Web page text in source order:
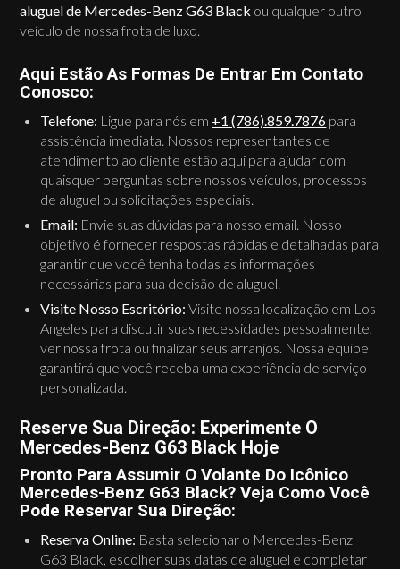
aluguel de Mercedes-Benz G63 Black ou qualquer outro
veículo de nossa frota de luxo.
Aqui Estão As Formas De Entrar Em Contato
Conosco:
Telefone: Ligue para nós em +1 (786).859.7876 para
assistência imediata. Nossos representantes de
atendimento ao cliente estão aqui para ajudar com
quaisquer perguntas sobre nossos veículos, processos
de aluguel ou solicitações especiais.
Email: Envie suas dúvidas para nosso email. Nosso
objetivo é fornecer respostas rápidas e detalhadas para
garantir que você tenha todas as informações
necessárias para sua decisão de aluguel.
Visite Nosso Escritório: Visite nossa localização em Los
Angeles para discutir suas necessidades pessoalmente,
ver nossa frota ou finalizar seus arranjos. Nossa equipe
garantirá que você receba uma experiência de serviço
personalizada.
Reserve Sua Direção: Experimente O
Mercedes-Benz G63 Black Hoje
Pronto Para Assumir O Volante Do Icônico
Mercedes-Benz G63 Black? Veja Como Você
Pode Reservar Sua Direção:
Reserva Online: Basta selecionar o Mercedes-Benz
G63 Black, escolher suas datas de aluguel e completar